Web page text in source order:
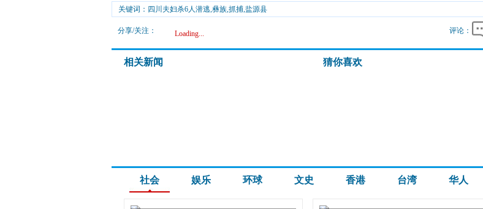
关键词：四川夫妇杀6人潜逃,彝族,抓捕,盐源县
分享/关注： Loading... 评论：
相关新闻 猜你喜欢
社会 娱乐 环球 文史 香港 台湾 华人